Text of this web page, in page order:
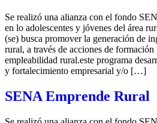
Se realizó una alianza con el fondo
en lo adolescentes y jóvenes del área
(se) busca promover la generación de
rural, a través de acciones de
empleabilidad rural.este programa
y fortalecimiento empresarial y/o […]
SENA Emprende Rural